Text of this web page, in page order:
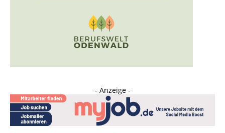
- Anzeige -